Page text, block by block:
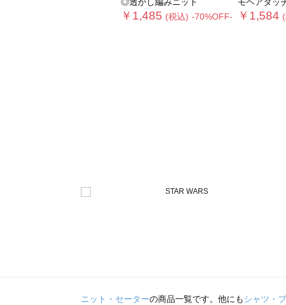
◎透かし編みニット
￥1,485 (税込) -70%OFF-
モヘアタッ
￥1,584
ニット・セーターの商品一覧です。他にもシャツ・